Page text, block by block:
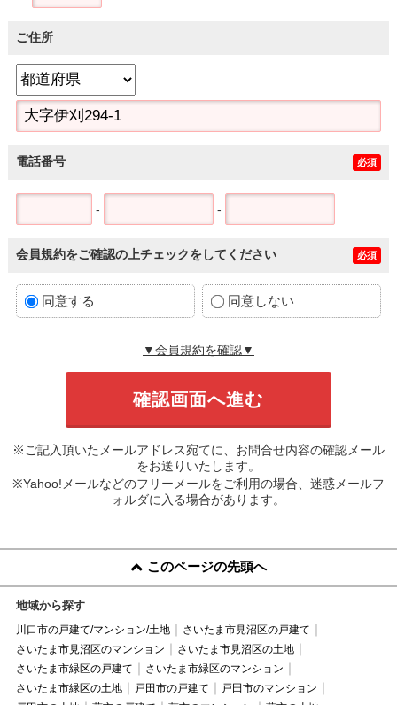
ご住所
電話番号 必須
- -
会員規約をご確認の上チェックをしてください 必須
同意する 同意しない
▼会員規約を確認▼
※ご記入頂いたメールアドレス宛てに、お問合せ内容の確認メール
をお送りいたします。
※Yahoo!メールなどのフリーメールをご利用の場合、迷惑メールフ
ォルダに入る場合があります。
このページの先頭へ
地域から探す
川口市の戸建て/マンション/土地
さいたま市見沼区の戸建て
さいたま市見沼区のマンション
さいたま市見沼区の土地
さいたま市緑区の戸建て
さいたま市緑区のマンション
さいたま市緑区の土地
戸田市の戸建て
戸田市のマンション